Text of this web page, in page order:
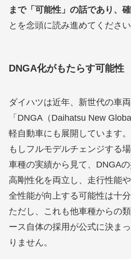
まで「可能性」の話であり、
とを念頭に読み進めてください
DNGA化がもたらす可能性
ダイハツは近年、新世代の車
「DNGA（Daihatsu New
軽自動車にも展開しています
もしフルモデルチェンジする
車種の実績から見て、DNGA
高剛性化を両立し、走行性能
全性能が向上する可能性は十
ただし、これも他車種からの
ース自体の採用が公式に決ま
りません。